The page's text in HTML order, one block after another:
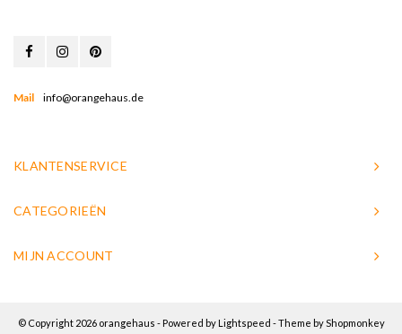
Mail info@orangehaus.de
KLANTENSERVICE
CATEGORIEËN
MIJN ACCOUNT
© Copyright 2026 orangehaus - Powered by Lightspeed - Theme byShopmonkey